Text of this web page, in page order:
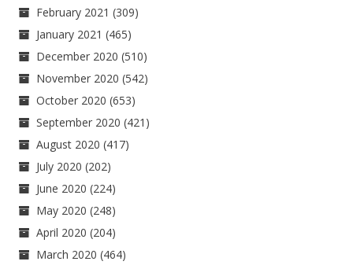
February 2021 (309)
January 2021 (465)
December 2020 (510)
November 2020 (542)
October 2020 (653)
September 2020 (421)
August 2020 (417)
July 2020 (202)
June 2020 (224)
May 2020 (248)
April 2020 (204)
March 2020 (464)